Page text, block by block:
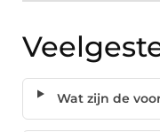
Wat zijn de